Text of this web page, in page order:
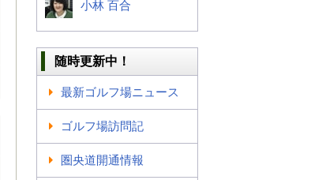
小林 百合
随時更新中！
最新ゴルフ場ニュース
ゴルフ場訪問記
圏央道開通情報